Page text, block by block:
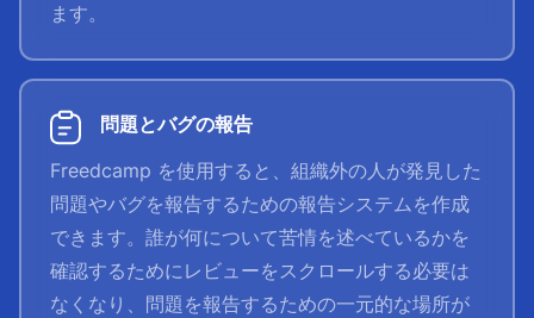
ます。
問題とバグの報告
Freedcamp を使用すると、組織外の人が発見した
問題やバグを報告するための報告システムを作成
できます。誰が何について苦情を述べているかを
確認するためにレビューをスクロールする必要は
なくなり、問題を報告するための一元的な場所が